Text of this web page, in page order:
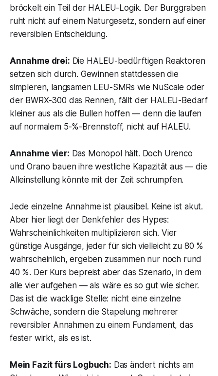
bröckelt ein Teil der HALEU-Logik. Der Burggraben
ruht nicht auf einem Naturgesetz, sondern auf einer
reversiblen Entscheidung.
Annahme drei: Die HALEU-bedürftigen Reaktoren
setzen sich durch. Gewinnen stattdessen die
simpleren, langsamen LEU-SMRs wie NuScale oder
der BWRX-300 das Rennen, fällt der HALEU-Bedarf
kleiner aus als die Bullen hoffen — denn die laufen
auf normalem 5-%-Brennstoff, nicht auf HALEU.
Annahme vier: Das Monopol hält. Doch Urenco
und Orano bauen ihre westliche Kapazität aus — die
Alleinstellung könnte mit der Zeit schrumpfen.
Jede einzelne Annahme ist plausibel. Keine ist akut.
Aber hier liegt der Denkfehler des Hypes:
Wahrscheinlichkeiten multiplizieren sich. Vier
günstige Ausgänge, jeder für sich vielleicht zu 80 %
wahrscheinlich, ergeben zusammen nur noch rund
40 %. Der Kurs bepreist aber das Szenario, in dem
alle vier aufgehen — als wäre es so gut wie sicher.
Das ist die wacklige Stelle: nicht eine einzelne
Schwäche, sondern die Stapelung mehrerer
reversibler Annahmen zu einem Fundament, das
fester wirkt, als es ist.
Mein Fazit fürs Logbuch: Das ändert nichts am